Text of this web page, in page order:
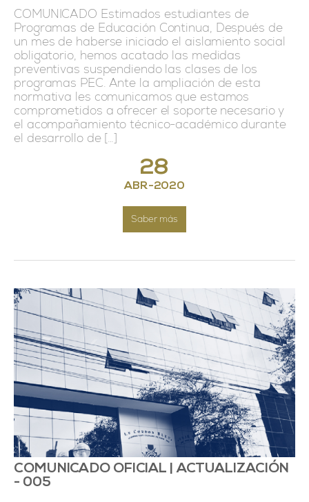
28
ABR-2020
Saber más
COMUNICADO Estimados estudiantes de
Programas de Educación Continua, Después de
un mes de haberse iniciado el aislamiento social
obligatorio, hemos acatado las medidas
preventivas suspendiendo las clases de los
programas PEC. Ante la ampliación de esta
normativa les comunicamos que estamos
comprometidos a ofrecer el soporte necesario y
el acompañamiento técnico-académico durante
el desarrollo de […]
COMUNICADO OFICIAL | ACTUALIZACIÓN
- 005